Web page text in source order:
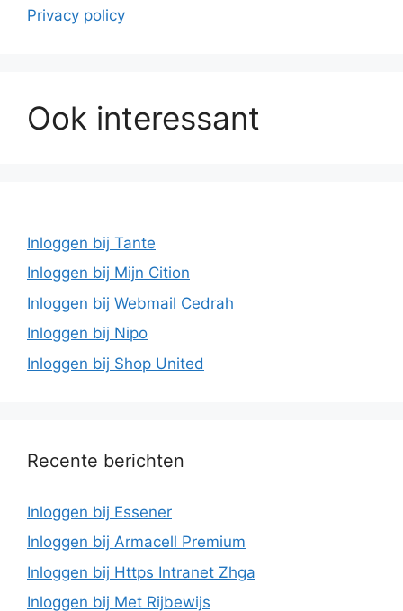
Privacy policy
Ook interessant
Inloggen bij Tante
Inloggen bij Mijn Cition
Inloggen bij Webmail Cedrah
Inloggen bij Nipo
Inloggen bij Shop United
Recente berichten
Inloggen bij Essener
Inloggen bij Armacell Premium
Inloggen bij Https Intranet Zhga
Inloggen bij Met Rijbewijs